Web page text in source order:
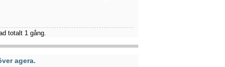
totalt 1 gång.
agera.